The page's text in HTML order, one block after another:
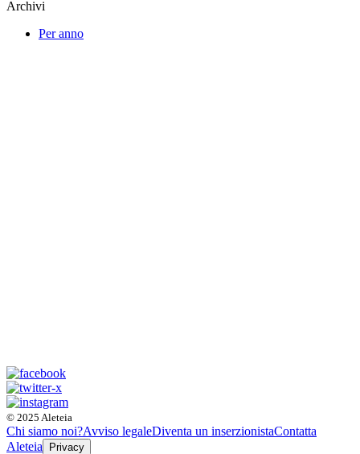
Archivi
Per anno
© 2025 Aleteia
Chi siamo noi?Avviso legaleDiventa un inserzionistaContatta
Aleteia
Privacy